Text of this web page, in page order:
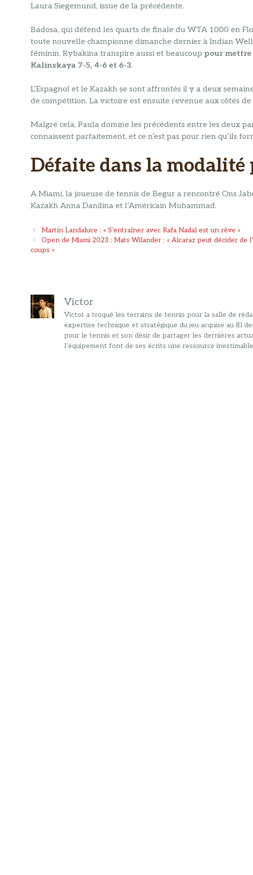
Laura Siegemund, issue de la précédente.
Badosa, qui défend les quarts de finale du WTA 1000 en
toute nouvelle championne dimanche dernier à Indian
féminin. Rybakina transpire aussi et beaucoup pour mettre
Kalinskaya 7-5, 4-6 et 6-3.
L’Espagnol et le Kazakh se sont affrontés il y a deux
de compétition. La victoire est ensuite revenue aux côtés
Malgré cela, Paula domine les précédents entre les deux
connaissent parfaitement, et ce n’est pas pour rien qu’ils
Défaite dans la modalité
A Miami, la joueuse de tennis de Begur a rencontré Ons
Kazakh Anna Danilina et l’Américain Muhammad.
Navigation
des
articles
Martín Landaluce : « S’entraîner avec Rafa Nadal est un rêve »
Open de Miami 2023 : Mats Wilander : « Alcaraz peut décider de
coups »
Victor
Victor a troqué les terrains de tennis pour la salle de
expertise technique et stratégique du jeu acquise au fil
pour le tennis et son désir de partager les dernières
l’équipement font de ses écrits une ressource